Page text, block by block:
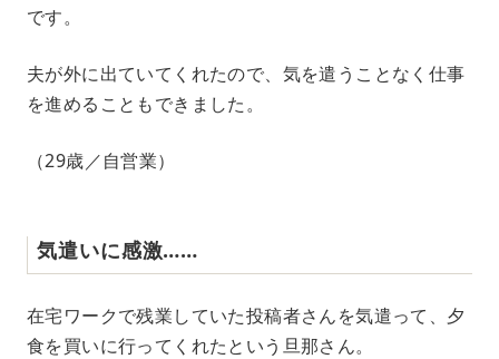
です。
夫が外に出ていてくれたので、気を遣うことなく仕事
を進めることもできました。
（29歳／自営業）
気遣いに感激……
在宅ワークで残業していた投稿者さんを気遣って、夕
食を買いに行ってくれたという旦那さん。